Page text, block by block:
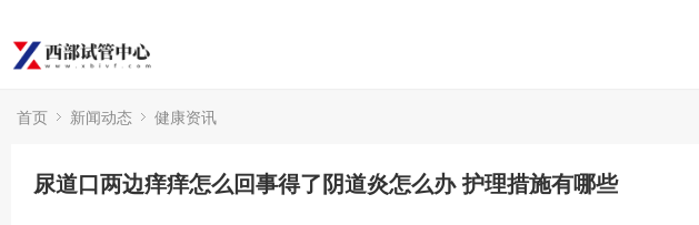
首页 新闻动态 健康资讯
尿道口两边痒痒怎么回事得了阴道炎怎么办 护理措施有哪些